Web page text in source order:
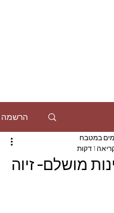
הרשמה
מושלם- זיוה
במטבח
1 דקות